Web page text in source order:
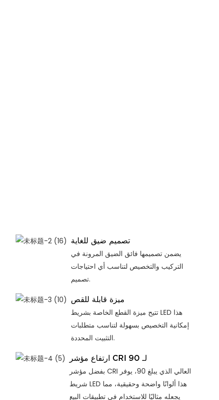
تصميم ضيق للغاية
يضمن تصميمها فائق الضيق المرونة في
التركيب والتخصيص لتناسب أي احتياجات
تصميم.
ميزة قابلة للقص
تتيح ميزة القطع الخاصة بشريط LED هذا
إمكانية التخصيص بسهولة لتناسب متطلبات
التثبيت المحددة.
ارتفاع مؤشر CRI لـ 90
بفضل مؤشر CRI العالي الذي يبلغ 90، يوفر
شريط LED هذا ألوانًا واضحة وحقيقية، مما
يجعله مثاليًا للاستخدام في تطبيقات البيع